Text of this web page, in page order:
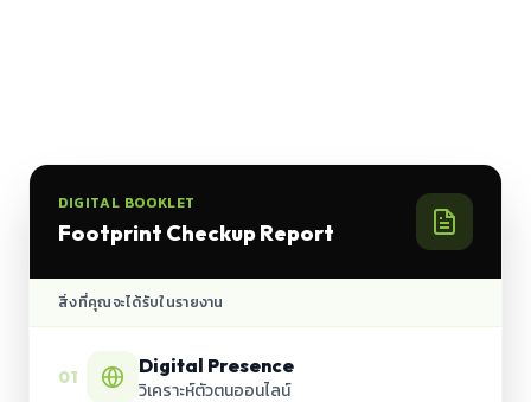
DIGITAL BOOKLET
Footprint Checkup Report
สิ่งที่คุณจะได้รับในรายงาน
01 Digital Presence
วิเคราะห์ตัวตนออนไลน์